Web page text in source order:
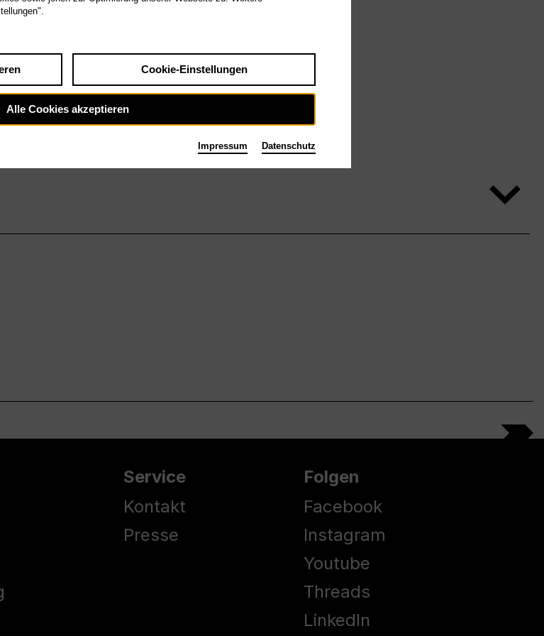
Service
Kontakt
Presse
Folgen
Facebook
Instagram
Youtube
Threads
LinkedIn
Cookie-Einstellungen
Alle Cookies akzeptieren
Impressum Datenschutz